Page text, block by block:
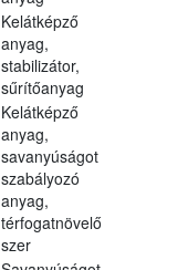
Kelátképző
anyag,
stabilizátor,
sűrítőanyag
Kelátképző
anyag,
savanyúságot
szabályozó
anyag,
térfogatnövelő
szer